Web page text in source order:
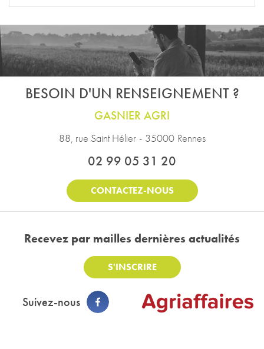
BESOIN D'UN RENSEIGNEMENT ?
GASNIER AGRI
88, rue Saint Hélier - 35000 Rennes
02 99 05 31 20
CONTACTEZ-NOUS
Recevez par mailles dernières actualités
S'INSCRIRE
Suivez-nous